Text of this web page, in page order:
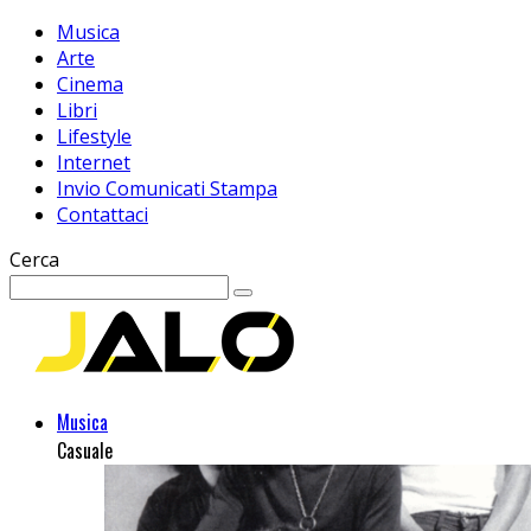
Musica
Arte
Cinema
Libri
Lifestyle
Internet
Invio Comunicati Stampa
Contattaci
Cerca
Musica
Casuale